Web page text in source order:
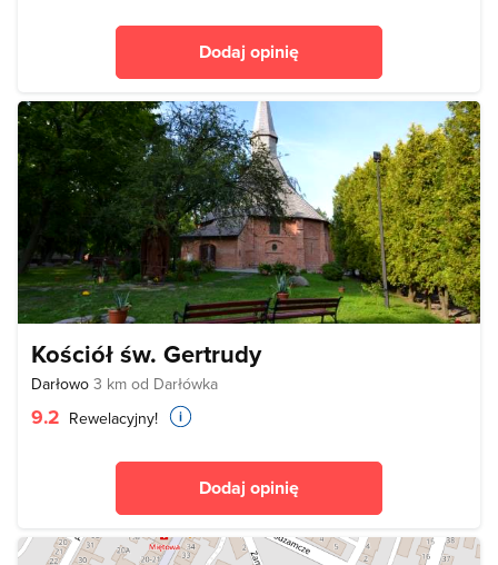
Dodaj opinię
Kościół św. Gertrudy
Darłowo 3 km od Darłówka
9.2 Rewelacyjny!
Dodaj opinię